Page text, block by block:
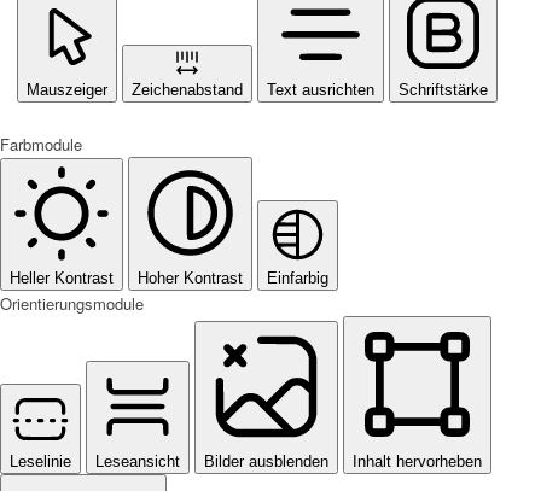
Mauszeiger Zeichenabstand Text ausrichten Schriftstärke
Farbmodule
Heller Kontrast Hoher Kontrast Einfarbig
Orientierungsmodule
Leselinie Leseansicht Bilder ausblenden Inhalt hervorheben